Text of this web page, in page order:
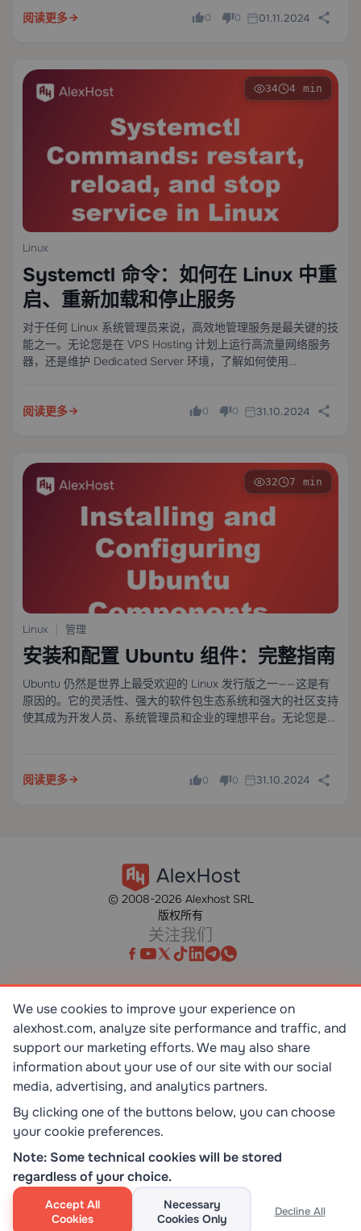
阅读更多
0 0 01.11.2024
34 4 min
Linux
Systemctl 命令：如何在 Linux 中重
启、重新加载和停止服务
对于任何 Linux 系统管理员来说，高效地管理服务是最关键的技
能之一。无论您是在 VPS Hosting 计划上运行高流量网络服务
器，还是维护 Dedicated Server 环境，了解如何使用
新加载和停止服务的所有内容。
阅读更多 0 0 31.10.2024
32 7 min
Linux 管理
安装和配置 Ubuntu 组件：完整指南
Ubuntu 仍然是世界上最受欢迎的 Linux 发行版之一——这是有
原因的。它的灵活性、强大的软件包生态系统和强大的社区支持
使其成为开发人员、系统管理员和企业的理想平台。无论您是在
阅读更多 0 0 31.10.2024
© 2008-2026 Alexhost SRL
版权所有
关注我们
SR EN ISO/IEC 27001:2023
STANDART
ISO 9001:2015
TOP 10 DEDICATED SERVERS
HOST ADVICE
We use cookies to improve your experience on
alexhost.com, analyze site performance and traffic, and
support our marketing efforts. We may also share
information about your use of our site with our social
media, advertising, and analytics partners.
By clicking one of the buttons below, you can choose
your cookie preferences.
Note: Some technical cookies will be stored
regardless of your choice.
Accept All
Cookies
Necessary
Cookies Only
Decline All